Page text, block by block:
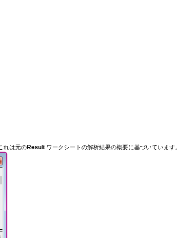
れは元のResult ワークシートの解析結果の概要に基づいています。